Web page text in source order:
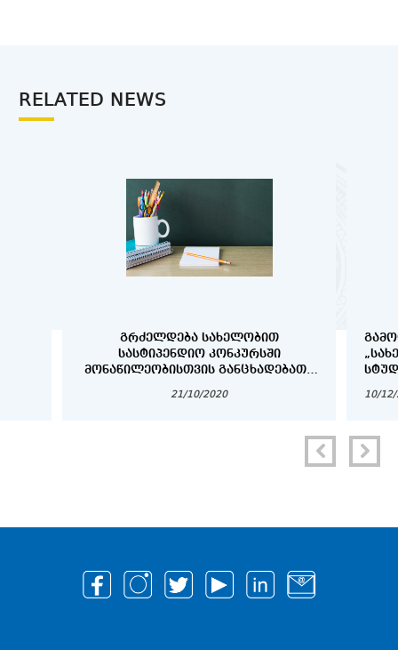
RELATED NEWS
ᲒᲠᲫᲔᲚᲓᲔᲑᲐ ᲡᲐᲮᲔᲚᲝᲑᲘᲗ
ᲡᲐᲡᲢᲘᲞᲔᲜᲓᲘᲝ ᲙᲝᲜᲙᲣᲠᲡᲨᲘ
ᲛᲝᲜᲐᲬᲘᲚᲔᲝᲑᲘᲡᲗᲕᲘᲡ ᲒᲐᲜᲪᲮᲐᲓᲔᲑᲐᲗᲐ
21/10/2020 10/